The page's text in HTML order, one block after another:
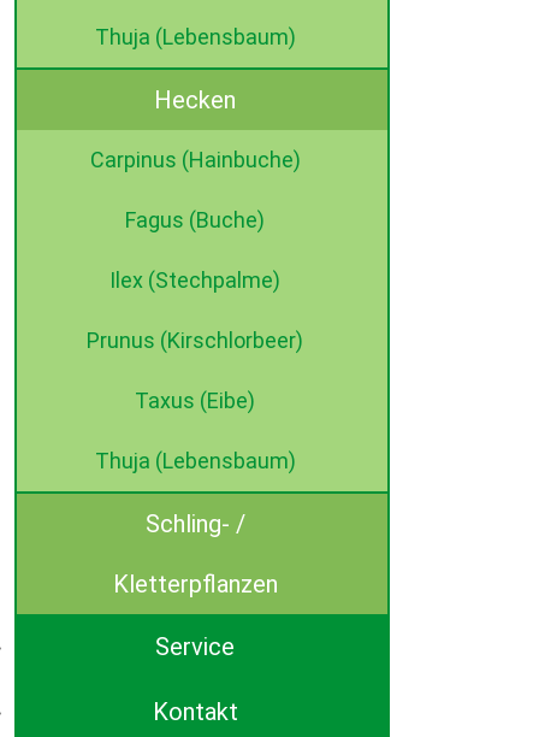
Thuja (Lebensbaum)
Hecken
Carpinus (Hainbuche)
Fagus (Buche)
Ilex (Stechpalme)
Prunus (Kirschlorbeer)
Taxus (Eibe)
Thuja (Lebensbaum)
Schling- /
Kletterpflanzen
Service
Kontakt